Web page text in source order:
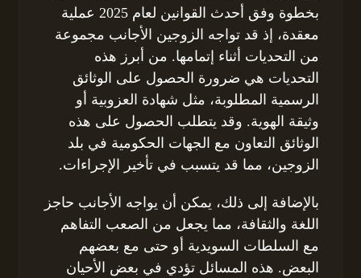
بخطوة وفق أحدث القوانين لعام 2025 عملية
معقدة، إذ قد تواجه الزوجين الأجانب مجموعة
من التحديات أثناء إتمامها. من أبرز هذه
التحديات هي ضرورة الحصول على الوثائق
الرسمية المطلوبة، مثل شهادة العزوبية أو
وثيقة الهوية. وقد يتطلب الحصول على هذه
الوثائق التعاون مع الجهات الحكومية في بلد
الزوجين، مما قد يتسبب في تأخير الإجراءات.
بالإضافة إلى ذلك، يمكن أن يواجه الأجانب حاجز
اللغة والثقافة، مما يجعل من الصعب التفاهم
مع السلطات السويدية أو حتى مع بعضهم
البعض. هذه المسائل تؤدي في بعض الأحيان